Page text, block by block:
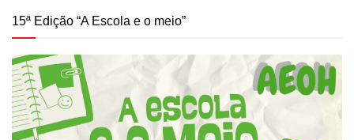
15ª Edição “A Escola e o meio”